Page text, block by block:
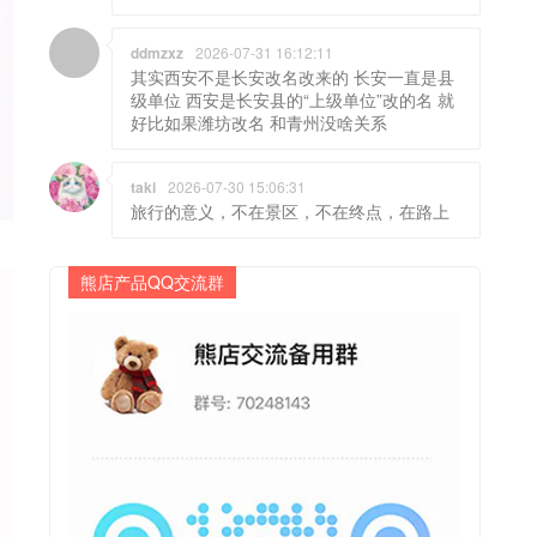
ddmzxz 2026-07-31 16:12:11
其实西安不是长安改名改来的 长安一直是县
级单位 西安是长安县的“上级单位”改的名 就
好比如果潍坊改名 和青州没啥关系
taki 2026-07-30 15:06:31
旅行的意义，不在景区，不在终点，在路上
熊店产品QQ交流群